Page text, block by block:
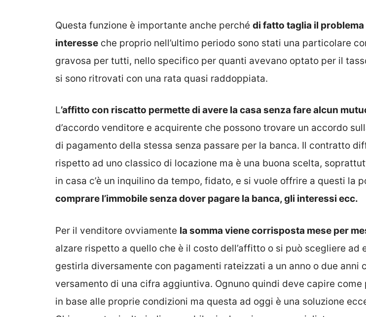
Questa funzione è importante anche perché di fatto taglia il problema
interesse che proprio nell’ultimo periodo sono stati una particolare
gravosa per tutti, nello specifico per quanti avevano optato per il
si sono ritrovati con una rata quasi raddoppiata.
L’affitto con riscatto permette di avere la casa senza fare alcun
d’accordo venditore e acquirente che possono trovare un accordo
di pagamento della stessa senza passare per la banca. Il contratto
rispetto ad uno classico di locazione ma è una buona scelta,
in casa c’è un inquilino da tempo, fidato, e si vuole offrire a questi la
comprare l’immobile senza dover pagare la banca, gli interessi ecc.
Per il venditore ovviamente la somma viene corrisposta mese per
alzare rispetto a quello che è il costo dell’affitto o si può scegliere ad
gestirla diversamente con pagamenti rateizzati a un anno o due anni
versamento di una cifra aggiuntiva. Ognuno quindi deve capire come
in base alle proprie condizioni ma questa ad oggi è una soluzione